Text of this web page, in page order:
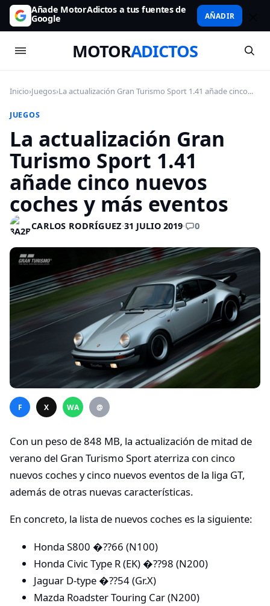
Añade MotorAdictos a tus fuentes de
Google AÑADIR
MOTORADICTOS
Inicio›Juegos›La actualización Gran Turismo Sport 1.41 añade cinco...
JUEGOS
La actualización Gran
Turismo Sport 1.41
añade cinco nuevos
coches y más eventos
CARLOS RODRÍGUEZ·31 JULIO 2019· 0
F X WA @
Con un peso de 848 MB, la actualización de mitad de
verano del Gran Turismo Sport aterriza con cinco
nuevos coches y cinco nuevos eventos de la liga GT,
además de otras nuevas características.
En concreto, la lista de nuevos coches es la siguiente:
Honda S800 �??66 (N100)
Honda Civic Type R (EK) �??98 (N200)
Jaguar D-type �??54 (Gr.X)
Mazda Roadster Touring Car (N200)